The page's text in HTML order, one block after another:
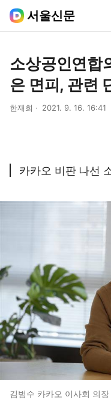
서울신문
소상공인연합
은 면피, 관련
한재희 2021. 9. 16. 16:41
카카오 비판 나선
김범수 카카오 이사회 의장